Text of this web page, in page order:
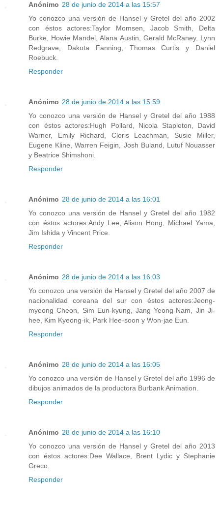
Anónimo 28 de junio de 2014 a las 15:57
Yo conozco una versión de Hansel y Gretel del año 2002
con éstos actores:Taylor Momsen, Jacob Smith, Delta
Burke, Howie Mandel, Alana Austin, Gerald McRaney, Lynn
Redgrave, Dakota Fanning, Thomas Curtis y Daniel
Roebuck.
Responder
Anónimo 28 de junio de 2014 a las 15:59
Yo conozco una versión de Hansel y Gretel del año 1988
con éstos actores:Hugh Pollard, Nicola Stapleton, David
Warner, Emily Richard, Cloris Leachman, Susie Miller,
Eugene Kline, Warren Feigin, Josh Buland, Lutuf Nouasser
y Beatrice Shimshoni.
Responder
Anónimo 28 de junio de 2014 a las 16:01
Yo conozco una versión de Hansel y Gretel del año 1982
con éstos actores:Andy Lee, Alison Hong, Michael Yama,
Jim Ishida y Vincent Price.
Responder
Anónimo 28 de junio de 2014 a las 16:03
Yo conozco una versión de Hansel y Gretel del año 2007 de
nacionalidad coreana del sur con éstos actores:Jeong-
myeong Cheon, Sim Eun-kyung, Jang Yeong-Nam, Jin Ji-
hee, Kim Kyeong-ik, Park Hee-soon y Won-jae Eun.
Responder
Anónimo 28 de junio de 2014 a las 16:05
Yo conozco una versión de Hansel y Gretel del año 1996 de
dibujos animados de la productora Burbank Animation.
Responder
Anónimo 28 de junio de 2014 a las 16:10
Yo conozco una versión de Hansel y Gretel del año 2013
con éstos actores:Dee Wallace, Brent Lydic y Stephanie
Greco.
Responder